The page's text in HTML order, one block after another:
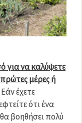
για να καλύψετε
μέρες ή
Εάν έχετε
ότι ένα
βοηθήσει πολύ